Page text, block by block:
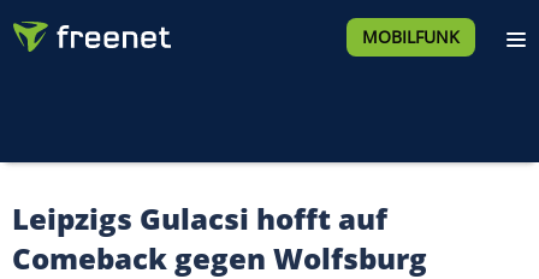
MOBILFUNK
Leipzigs Gulacsi hofft auf
Comeback gegen Wolfsburg